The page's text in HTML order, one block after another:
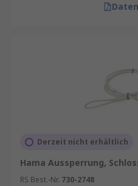
Derzeit nicht erhältlich
Hama Aussperrung,
RS Best.-Nr. 730-2748